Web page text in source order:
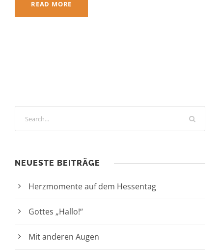
READ MORE
NEUESTE BEITRÄGE
Herzmomente auf dem Hessentag
Gottes „Hallo!“
Mit anderen Augen